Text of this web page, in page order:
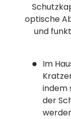
optische
und
Im
indem
der